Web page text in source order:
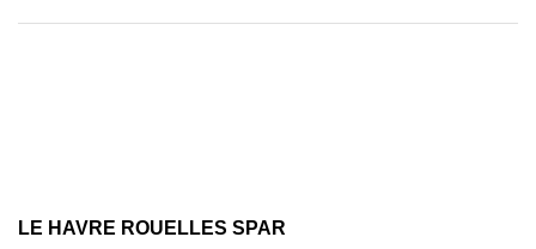
LE HAVRE ROUELLES SPAR